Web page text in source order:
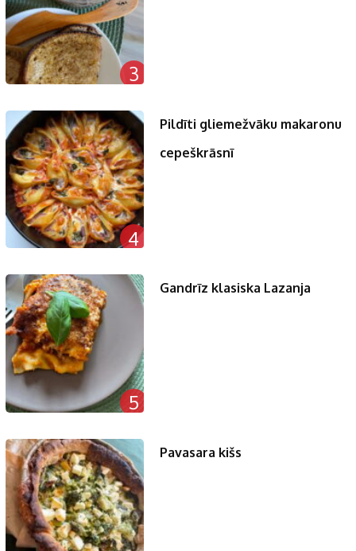
3
4
Pildīti gliemežvāku makaronu
cepeškrāsnī
5
Gandrīz klasiska Lazanja
Pavasara kišs